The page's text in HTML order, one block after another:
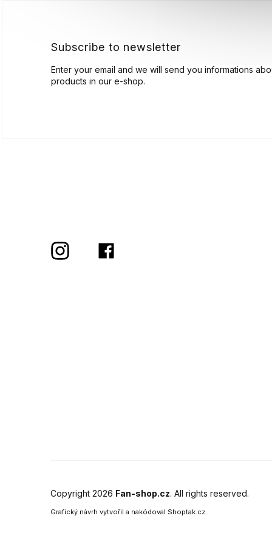
Subscribe to newsletter
Enter your email and we will send you informations
products in our e-shop.
Copyright 2026 Fan-shop.cz. All rights reserved.
Grafický návrh vytvořil a nakódoval Shoptak.cz